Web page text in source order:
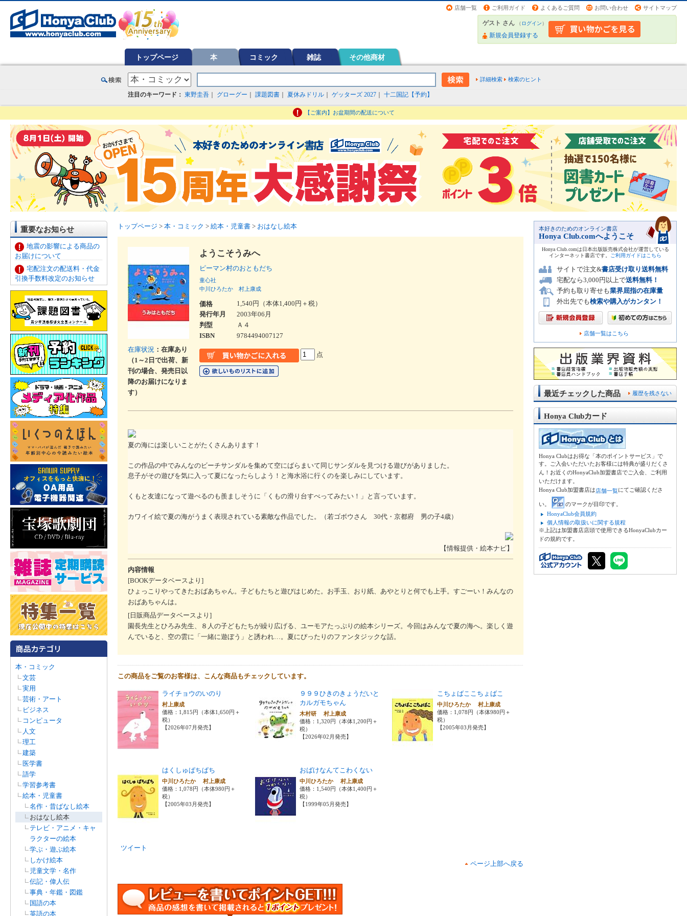
店舗一覧 ご利用ガイド よくあるご質問 お問い合わせ サイトマップ
ゲスト さん （ログイン）
新規会員登録する
トップページ 本 コミック 雑誌 その他商材
詳細検索 検索のヒント
注目のキーワード： 東野圭吾 グローグー 課題図書 夏休みドリル ゲッターズ 2027 十二国記【予約】
【ご案内】お盆期間の配送について
重要なお知らせ
地震の影響による商品の
お届けについて
宅配注文の配送料・代金
引換手数料改定のお知らせ
本・コミック
文芸
実用
芸術・アート
ビジネス
コンピュータ
人文
理工
建築
医学書
語学
学習参考書
絵本・児童書
名作・昔ばなし絵本
おはなし絵本
テレビ・アニメ・キャ
ラクターの絵本
学ぶ・遊ぶ絵本
しかけ絵本
児童文学・名作
伝記・偉人伝
事典・年鑑・図鑑
国語の本
英語の本
トップページ > 本・コミック > 絵本・児童書 > おはなし絵本
在庫状況 ：在庫あり
（1～2日で出荷、新
刊の場合、発売日以
降のお届けになりま
す）
ようこそうみへ
ピーマン村のおともだち
童心社
中川ひろたか
村上康成
価格
1,540円（本体1,400円＋税）
発行年月
2003年06月
判型
Ａ４
ISBN
9784494007127
点
夏の海には楽しいことがたくさんあります！
この作品の中でみんなのビーチサンダルを集めて空にばらまいて同じサンダルを見つける遊びがありました。
息子がその遊びを気に入って夏になったらしよう！と海水浴に行くのを楽しみにしています。
くもと友達になって遊べるのも羨ましそうに「くもの滑り台すべってみたい！」と言っています。
カワイイ絵で夏の海がうまく表現されている素敵な作品でした。（若ゴボウさん 30代・京都府 男の子4歳）
【情報提供・絵本ナビ】
内容情報
[BOOKデータベースより]
ひょっこりやってきたおばあちゃん。子どもたちと遊びはじめた。お手玉、おり紙、あやとりと何でも上手。すごーい！みんなの
おばあちゃんは。
[日販商品データベースより]
園長先生とひろみ先生、８人の子どもたちが繰り広げる、ユーモアたっぷりの絵本シリーズ。今回はみんなで夏の海へ。楽しく遊
んでいると、空の雲に「一緒に遊ぼう」と誘われ…。夏にぴったりのファンタジックな話。
この商品をご覧のお客様は、こんな商品もチェックしています。
ライチョウのいのり
村上康成
価格：1,815円（本体1,650円＋
税）
【2026年07月発売】
９９９ひきのきょうだいと
カルガモちゃん
木村研 村上康成
価格：1,320円（本体1,200円＋
税）
【2026年02月発売】
こちょばここちょばこ
中川ひろたか 村上康成
価格：1,078円（本体980円＋
税）
【2005年03月発売】
はくしゅぱちぱち
中川ひろたか 村上康成
価格：1,078円（本体980円＋
税）
【2005年03月発売】
おばけなんてこわくない
中川ひろたか 村上康成
価格：1,540円（本体1,400円＋
税）
【1999年05月発売】
ツイート
ページ上部へ戻る
本好きのためのオンライン書店
Honya Club.comへようこそ
Honya Club.comは日本出版販売株式会社が運営している
インターネット書店です。
ご利用ガイドはこちら
サイトで注文&書店受け取り送料無料
宅配なら3,000円以上で送料無料！
予約も取り寄せも業界屈指の在庫量
外出先でも検索や購入がカンタン！
店舗一覧はこちら
履歴を残さない
最近チェックした商品
Honya Clubカード
Honya Clubはお得な「本のポイントサービス」で
す。ご入会いただいたお客様には特典が盛りだくさ
ん！お近くのHonyaClub加盟書店でご入会、ご利用
いただけます。
Honya Club加盟書店は店舗一覧にてご確認くださ
い。
のマークが目印です。
HonyaClub会員規約
個人情報の取扱いに関する規程
※上記は加盟書店店頭で使用できるHonyaClubカー
ドの規約です。